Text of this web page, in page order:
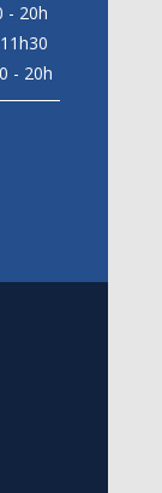
- 20h
- 20h